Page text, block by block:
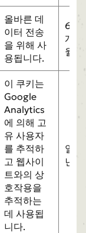
올바른 데
이터 전송
을 위해 사
용됩니다.
6
개
월
이 쿠키는
Google
Analytics
에 의해 고
유 사용자
를 추적하
고 웹사이
트와의 상
호작용을
추적하는
데 사용됩
니다.
일
년